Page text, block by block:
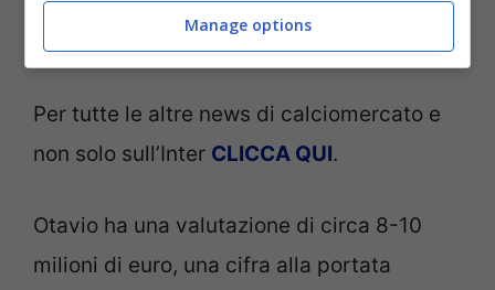
Paulo Otavio in azione (Getty Images)
Per tutte le altre news di calciomercato e
non solo sull’Inter CLICCA QUI.
Otavio ha una valutazione di circa 8-10
milioni di euro, una cifra alla portata
Manage options